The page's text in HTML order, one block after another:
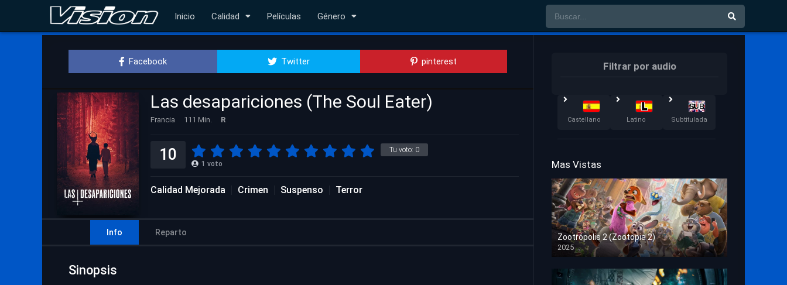
Inicio Calidad Películas Género
Facebook Twitter pinterest
Las desapariciones (The Soul Eater)
Francia 111 Min. R
Tu voto: 0
10 1 voto
Calidad Mejorada Crimen Suspenso Terror
Info Reparto
Sinopsis
Filtrar por audio
Castellano Latino Subtitulada
Mas Vistas
Zootrópolis 2 (Zootopia 2)
2025
HD 1080p